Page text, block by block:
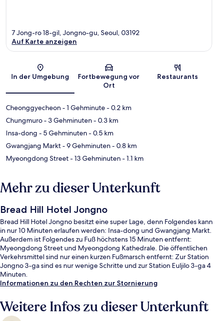
Karte
7 Jong-ro 18-gil, Jongno-gu, Seoul, 03192
Auf Karte anzeigen
In der Umgebung
Fortbewegung vor
Ort
Restaurants
Cheonggyecheon- 1 Gehminute- 0.2 km
Chungmuro- 3 Gehminuten- 0.3 km
Insa-dong - 5 Gehminuten- 0.5 km
Gwangjang Markt- 9 Gehminuten- 0.8 km
Myeongdong Street- 13 Gehminuten- 1.1 km
Mehr zu dieser Unterkunft
Bread Hill Hotel Jongno
Bread Hill Hotel Jongno besitzt eine super Lage, denn Folgendes kann
in nur 10 Minuten erlaufen werden: Insa-dong und Gwangjang Markt.
Außerdem ist Folgendes zu Fuß höchstens 15 Minuten entfernt:
Myeongdong Street und Myeongdong Kathedrale. Die öffentlichen
Verkehrsmittel sind nur einen kurzen Fußmarsch entfernt: Zur Station
Jongno 3-ga sind es nur wenige Schritte und zur Station Euljilo 3-ga 4
Minuten.
Informationen zu den Rechten zur Stornierung
Weitere Infos zu dieser Unterkunft